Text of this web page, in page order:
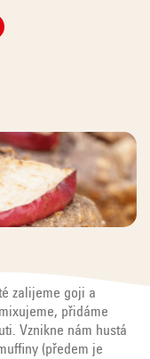
zalijeme goji a
přidáme
Vznikne nám hustá
(předem je